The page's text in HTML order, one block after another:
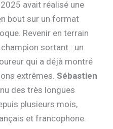
avait réalisé une
bout sur un format
Revenir en terrain
sortant : un
qui a déjà montré
extrêmes.Sébastien
des très longues
plusieurs mois,
et francophone.